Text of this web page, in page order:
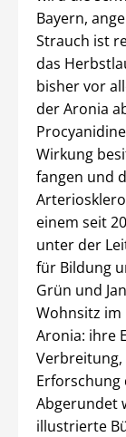
Bayern,
Strauch ist
das
bisher vor
der Aronia
Wirkung
fangen und
einem seit
unter der
für Bildung
Grün und
Wohnsitz im
Aronia: ihre
Erforschung
Abgerundet
illustrierte